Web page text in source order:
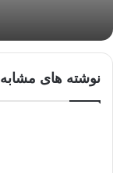
نوشته های مشابه